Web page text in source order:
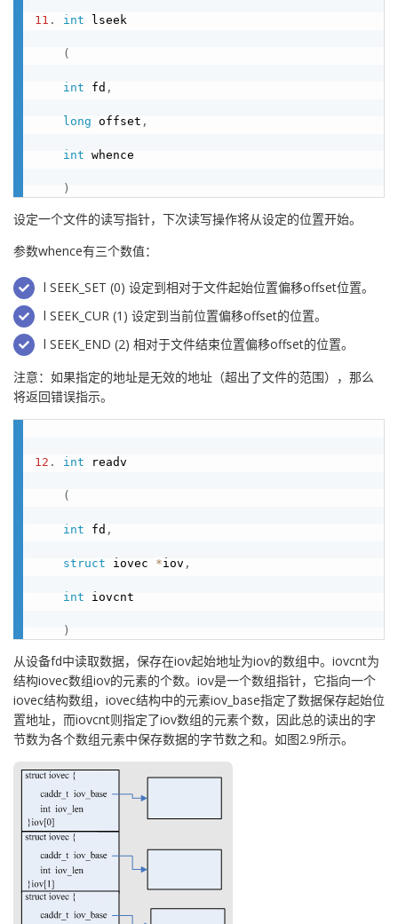
11 . int lseek
(
int fd ,
long offset ,
int whence
)
设定一个文件的读写指针，下次读写操作将从设定的位置开始。
参数whence有三个数值：
l SEEK_SET (0) 设定到相对于文件起始位置偏移offset位置。
l SEEK_CUR (1) 设定到当前位置偏移offset的位置。
l SEEK_END (2) 相对于文件结束位置偏移offset的位置。
注意：如果指定的地址是无效的地址（超出了文件的范围），那么
将返回错误指示。
12 . int readv
(
int fd ,
struct iovec *iov ,
int iovcnt
)
从设备fd中读取数据，保存在iov起始地址为iov的数组中。iovcnt为
结构iovec数组iov的元素的个数。iov是一个数组指针，它指向一个
iovec结构数组，iovec结构中的元素iov_base指定了数据保存起始位
置地址，而iovcnt则指定了iov数组的元素个数，因此总的读出的字
节数为各个数组元素中保存数据的字节数之和。如图2.9所示。